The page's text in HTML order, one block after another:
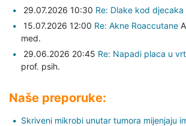
29.07.2026 10:30 Re: Dlake kod djecaka
15.07.2026 12:00 Re: Akne Roaccutane
med.
29.06.2026 20:45 Re: Napadi placa u
prof. psih.
Naše preporuke:
Skriveni mikrobi unutar tumora mijenjaju